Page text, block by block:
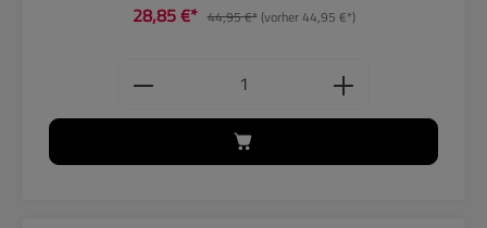
28,85 €* 44,95 €*(vorher 44,95 €*)
Produkt Anzahl: Gib den